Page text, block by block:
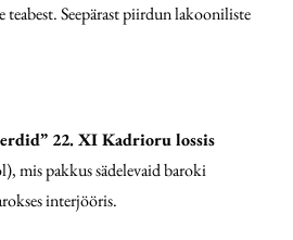
Seepärast piirdun lakooniliste
22. XI Kadrioru lossis
mis pakkus sädelevaid baroki
interjööris.